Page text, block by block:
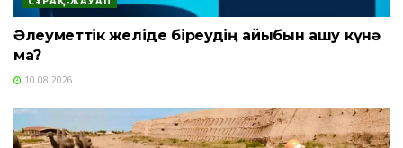
Әлеуметтік желіде біреудің айыбын ашу күнә
ма?
10.08.2026